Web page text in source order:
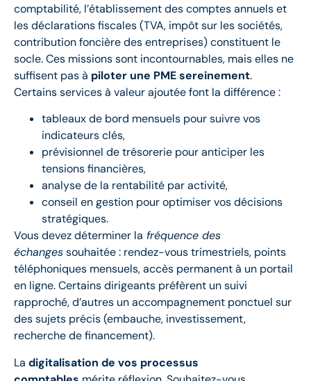
comptabilité, l’établissement des comptes annuels et
les déclarations fiscales (TVA, impôt sur les sociétés,
contribution foncière des entreprises) constituent le
socle. Ces missions sont incontournables, mais elles ne
suffisent pas à piloter une PME sereinement.
Certains services à valeur ajoutée font la différence :
tableaux de bord mensuels pour suivre vos
indicateurs clés,
prévisionnel de trésorerie pour anticiper les
tensions financières,
analyse de la rentabilité par activité,
conseil en gestion pour optimiser vos décisions
stratégiques.
Vous devez déterminer la fréquence des
échangessouhaitée : rendez-vous trimestriels, points
téléphoniques mensuels, accès permanent à un portail
en ligne. Certains dirigeants préfèrent un suivi
rapproché, d’autres un accompagnement ponctuel sur
des sujets précis (embauche, investissement,
recherche de financement).
La digitalisation de vos processus